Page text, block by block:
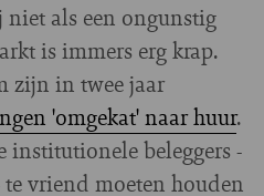
als een ongunstig
is immers erg krap.
zijn in twee jaar
'omgekat' naar huur.
beleggers -
vriend moeten houden